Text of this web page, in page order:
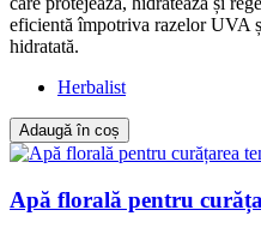
eficientă împotriva razelor UVA
hidratată.
Herbalist
Adaugă în coș
Apă florală pentru